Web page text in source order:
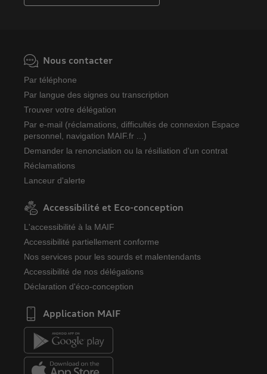
Nous contacter
Par téléphone
Par langue des signes ou transcription
Trouver votre délégation
Par e-mail (réclamations, difficultés de connexion Espace
personnel, navigation MAIF.fr ...)
Demander la renonciation ou la résiliation d'un contrat
Réclamations
Lanceur d'alerte
Accessibilité et Eco-conception
L'accessibilité à la MAIF
Accessibilité partiellement conforme
Nos services pour les sourds et malentendants
Accessibilité de nos délégations
Déclaration d'éco-conception
Application MAIF